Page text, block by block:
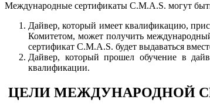
Международные сертификаты C.M.A.S. могут
Дайвер, который имеет квалификацию,
Комитетом, может получить
сертификат C.M.A.S. будет выдаваться
Дайвер, который прошел обучение в
квалификации.
ЦЕЛИ МЕЖДУНАРОДНОЙ